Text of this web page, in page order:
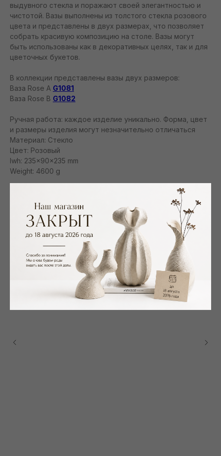
выдувного стекла и поражают своей элегантностью и
чистотой. Вазы выполнены из толстого стекла розового
цвета и представлены в двух размерах, что позволяет
собрать красивую композицию на столе. Вазы могут
быть использованы как в декоративных целях, так и для
цветочных букетов.
В коллекции представлены вазы двух размеров:
Ваза Rose A G1081
Ваза Rose В G1082
Ручная работа: каждое изделие уникально. Форма, цвет
и размеры изделия могут незначительно отличаться
Материал: Стекло
Цвет: Розовый
lwh: 235x90x235 mm
Weight: 4600 g